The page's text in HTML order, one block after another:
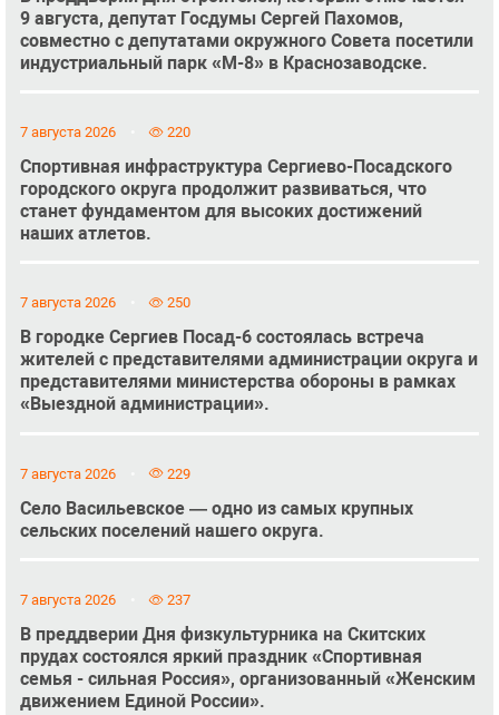
9 августа, депутат Госдумы Сергей Пахомов,
совместно с депутатами окружного Совета посетили
индустриальный парк «М-8» в Краснозаводске.
7 августа 2026 220
Спортивная инфраструктура Сергиево-Посадского
городского округа продолжит развиваться, что
станет фундаментом для высоких достижений
наших атлетов.
7 августа 2026 250
В городке Сергиев Посад-6 состоялась встреча
жителей с представителями администрации округа и
представителями министерства обороны в рамках
«Выездной администрации».
7 августа 2026 229
Село Васильевское — одно из самых крупных
сельских поселений нашего округа.
7 августа 2026 237
В преддверии Дня физкультурника на Скитских
прудах состоялся яркий праздник «Спортивная
семья - сильная Россия», организованный «Женским
движением Единой России».